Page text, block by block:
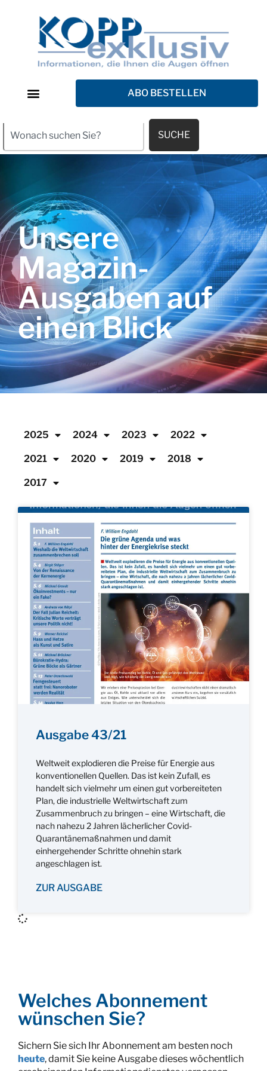
ABO BESTELLEN
SUCHE
Unsere
Magazin-
Ausgaben auf
einen Blick
2025 2024 2023 2022
2021 2020 2019 2018
2017
Ausgabe 43/21
Weltweit explodieren die Preise für Energie aus
konventionellen Quellen. Das ist kein Zufall, es
handelt sich vielmehr um einen gut vorbereiteten
Plan, die industrielle Weltwirtschaft zum
Zusammenbruch zu bringen – eine Wirtschaft, die
nach nahezu 2 Jahren lächerlicher Covid-
Quarantänemaßnahmen und damit
einhergehender Schritte ohnehin stark
angeschlagen ist.
ZUR AUSGABE
Welches Abonnement
wünschen Sie?
Sichern Sie sich Ihr Abonnement am besten noch
heute, damit Sie keine Ausgabe dieses wöchentlich